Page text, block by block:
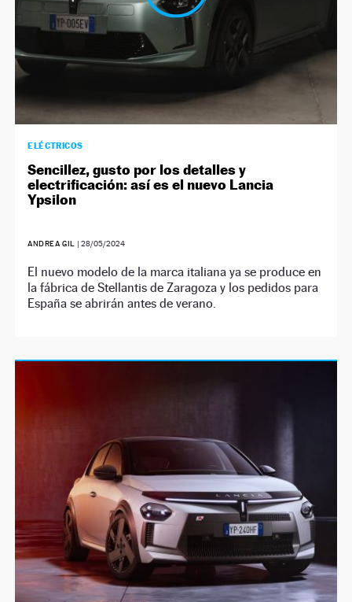
ELÉCTRICOS
Sencillez, gusto por los detalles y
electrificación: así es el nuevo Lancia
Ypsilon
ANDREA GIL |28/05/2024
El nuevo modelo de la marca italiana ya se produce en
la fábrica de Stellantis de Zaragoza y los pedidos para
España se abrirán antes de verano.